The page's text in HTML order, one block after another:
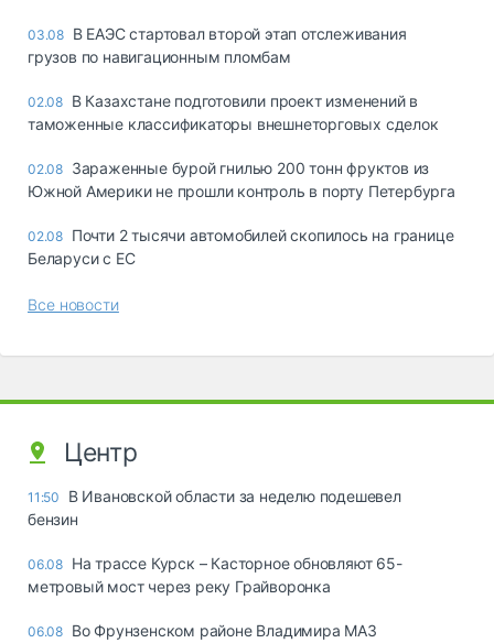
03.08 В ЕАЭС стартовал второй этап отслеживания
грузов по навигационным пломбам
02.08 В Казахстане подготовили проект изменений в
таможенные классификаторы внешнеторговых сделок
02.08 Зараженные бурой гнилью 200 тонн фруктов из
Южной Америки не прошли контроль в порту Петербурга
02.08 Почти 2 тысячи автомобилей скопилось на границе
Беларуси с ЕС
Все новости
Центр
11:50
В Ивановской области за неделю подешевел
бензин
06.08 На трассе Курск – Касторное обновляют 65-
метровый мост через реку Грайворонка
06.08 Во Фрунзенском районе Владимира МАЗ